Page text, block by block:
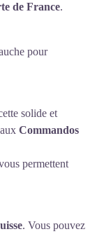
de France.
pour
solide et
Commandos
permettent
. Vous pouvez